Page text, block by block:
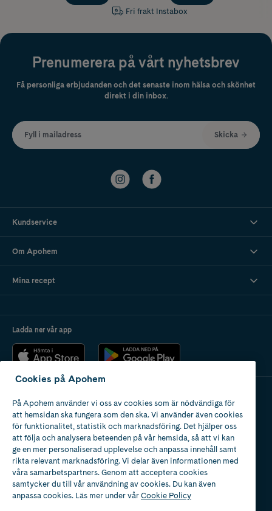
Fri frakt Instabox
Prenumerera på vårt nyhetsbrev
Få personliga erbjudanden och det senaste inom hälsa och skönhet
direkt i din inbox.
Fyll i mailadress Skicka
Kundservice
Om Apohem
Mina recept
Ladda ner vår app
Apotek med tillstånd
av Läkemedelsverket
Cookies på Apohem
På Apohem använder vi oss av cookies som är nödvändiga för
att hemsidan ska fungera som den ska. Vi använder även cookies
för funktionalitet, statistik och marknadsföring. Det hjälper oss
att följa och analysera beteenden på vår hemsida, så att vi kan
ge en mer personaliserad upplevelse och anpassa innehåll samt
rikta relevant marknadsföring. Vi delar även informationen med
våra samarbetspartners. Genom att acceptera cookies
samtycker du till vår användning av cookies. Du kan även
anpassa cookies. Läs mer under vårCookie Policy